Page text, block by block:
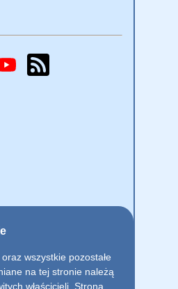
wszystkie pozostałe
na tej stronie należą
właścicieli. Strona